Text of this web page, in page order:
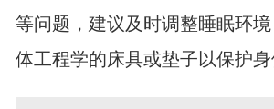
等问题，建议及时调整睡眠环
体工程学的床具或垫子以保护身